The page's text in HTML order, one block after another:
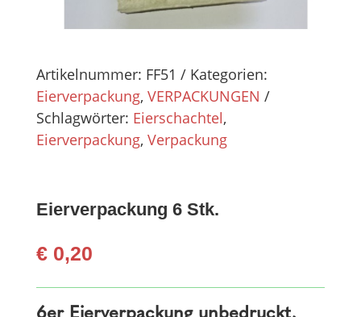
Artikelnummer: FF51
Kategorien:
Eierverpackung, VERPACKUNGEN
Schlagwörter: Eierschachtel,
Eierverpackung, Verpackung
Eierverpackung 6 Stk.
€0,20